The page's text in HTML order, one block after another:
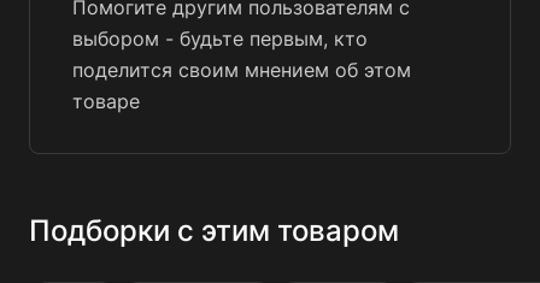
Помогите другим пользователям с
выбором - будьте первым, кто
поделится своим мнением об этом
товаре
Подборки с этим товаром